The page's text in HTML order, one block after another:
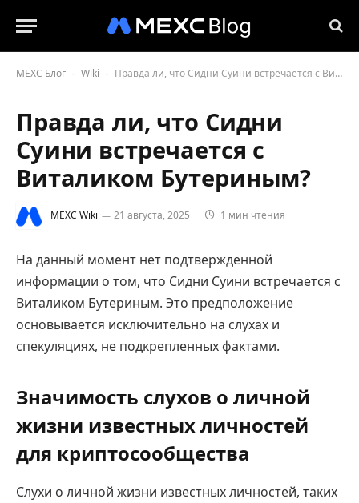
MEXC Блог - Wiki - Правда ли, что Сидни Суини встречается с Виталиком Бутериным?
Правда ли, что Сидни
Суини встречается с
Виталиком Бутериным?
MEXC Wiki 21 августа, 2025 1 мин чтения
На данный момент нет подтвержденной
информации о том, что Сидни Суини встречается с
Виталиком Бутериным. Это предположение
основывается исключительно на слухах и
спекуляциях, не подкрепленных фактами.
Значимость слухов о личной
жизни известных личностей
для криптосообщества
Слухи о личной жизни известных личностей, таких